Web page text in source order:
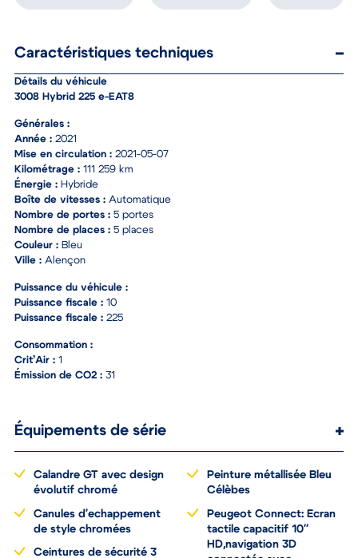
Caractéristiques techniques
Détails du véhicule
3008 Hybrid 225 e-EAT8
Générales :
Année : 2021
Mise en circulation : 2021-05-07
Kilométrage : 111 259 km
Énergie : Hybride
Boîte de vitesses : Automatique
Nombre de portes : 5 portes
Nombre de places : 5 places
Couleur : Bleu
Ville : Alençon
Puissance du véhicule :
Puissance fiscale : 10
Puissance fiscale : 225
Consommation :
Crit’Air : 1
Émission de CO2 : 31
Équipements de série
Calandre GT avec design
évolutif chromé
Canules d'echappement
de style chromées
Ceintures de sécurité 3
Peinture métallisée Bleu
Célèbes
Peugeot Connect: Ecran
tactile capacitif 10''
HD,navigation 3D